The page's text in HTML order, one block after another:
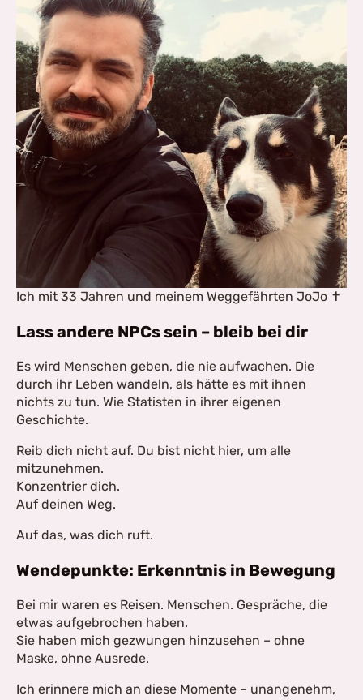
Ich mit 33 Jahren und meinem Weggefährten JoJo ✝️
Lass andere NPCs sein – bleib bei dir
Es wird Menschen geben, die nie aufwachen. Die
durch ihr Leben wandeln, als hätte es mit ihnen
nichts zu tun. Wie Statisten in ihrer eigenen
Geschichte.
Reib dich nicht auf. Du bist nicht hier, um alle
mitzunehmen.
Konzentrier dich.
Auf deinen Weg.
Auf das, was dich ruft.
Wendepunkte: Erkenntnis in Bewegung
Bei mir waren es Reisen. Menschen. Gespräche, die
etwas aufgebrochen haben.
Sie haben mich gezwungen hinzusehen – ohne
Maske, ohne Ausrede.
Ich erinnere mich an diese Momente – unangenehm,